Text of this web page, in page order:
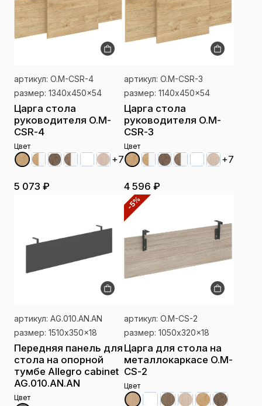
артикул: O.M-CSR-4
размер: 1340x450x54
Царга стола
руководителя O.M-
CSR-4
Цвет
+7
5 073 ₽
артикул: O.M-CSR-3
размер: 1140x450x54
Царга стола
руководителя O.M-
CSR-3
Цвет
+7
4 596 ₽
артикул: AG.010.AN.AN
размер: 1510x350x18
Передняя панель для
стола на опорной
тумбе Allegro cabinet
AG.010.AN.AN
Цвет
-5%
артикул: O.M-CS-2
размер: 1050x320x18
Царга для стола на
металлокаркасе O.M-
CS-2
Цвет